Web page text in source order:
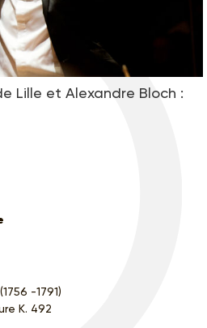
Lille et Alexandre Bloch :
-1791)
K. 492